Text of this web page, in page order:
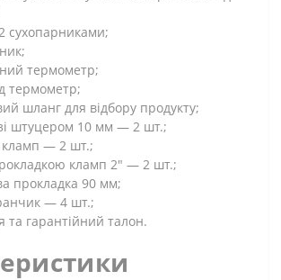
сухопарниками;
термометр;
термометр;
шланг для відбору продукту;
штуцером 10 мм — 2 шт.;
кламп — 2 шт.;
кламп 2" — 2 шт.;
прокладка 90 мм;
— 4 шт.;
та гарантійний талон.